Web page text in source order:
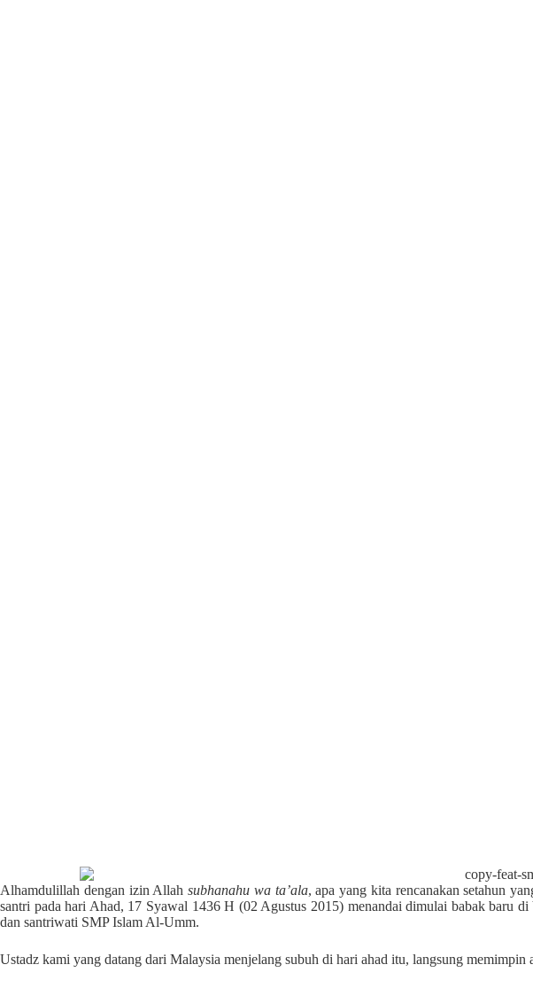
Alhamdulillah dengan izin Allahsubhanahu wa ta’ala, apa yang kita rencanakan setahun
santri pada hari Ahad, 17 Syawal 1436 H (02 Agustus 2015) menandai dimulai babak baru
dan santriwati SMP Islam Al-Umm.
Ustadz kami yang datang dari Malaysia menjelang subuh di hari ahad itu, langsung